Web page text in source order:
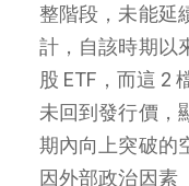
整階段，未能延
計，自該時期以
股 ETF，而這 2
未回到發行價，
期內向上突破的
因外部政治因素